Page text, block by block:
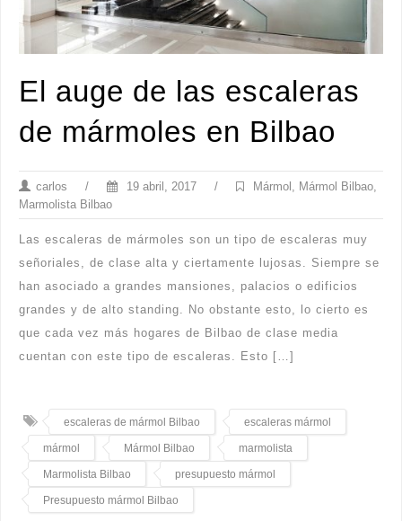
El auge de las escaleras
de mármoles en Bilbao
carlos / 19 abril, 2017 / Mármol , Mármol Bilbao,
Marmolista Bilbao
Las escaleras de mármoles son un tipo de escaleras muy
señoriales, de clase alta y ciertamente lujosas. Siempre se
han asociado a grandes mansiones, palacios o edificios
grandes y de alto standing. No obstante esto, lo cierto es
que cada vez más hogares de Bilbao de clase media
cuentan con este tipo de escaleras. Esto […]
escaleras de mármol Bilbao escaleras mármol
mármol Mármol Bilbao marmolista
Marmolista Bilbao presupuesto mármol
Presupuesto mármol Bilbao